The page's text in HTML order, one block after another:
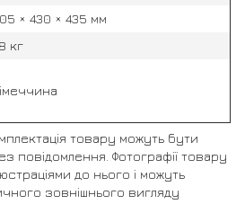
× 430 × 435 мм
кг
товару можуть бути
повідомлення. Фотографії товару
до нього і можуть
зовнішнього вигляду